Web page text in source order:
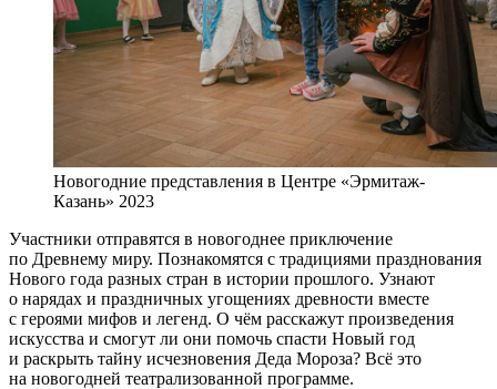
Новогодние представления в Центре «Эрмитаж-
Казань» 2023
Участники отправятся в новогоднее приключение
по Древнему миру. Познакомятся с традициями празднования
Нового года разных стран в истории прошлого. Узнают
о нарядах и праздничных угощениях древности вместе
с героями мифов и легенд. О чём расскажут произведения
искусства и смогут ли они помочь спасти Новый год
и раскрыть тайну исчезновения Деда Мороза? Всё это
на новогодней театрализованной программе.